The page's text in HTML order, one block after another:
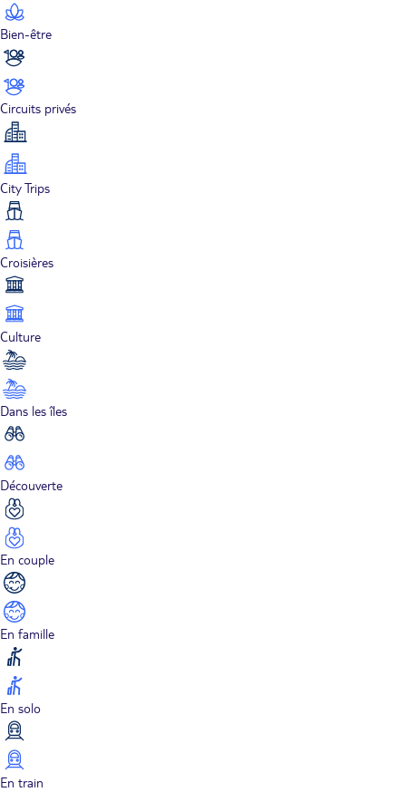
Bien-être
Circuits privés
City Trips
Croisières
Culture
Dans les îles
Découverte
En couple
En famille
En solo
En train